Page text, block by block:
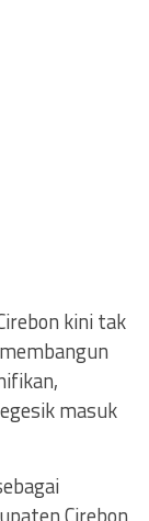
kini tak
masuk